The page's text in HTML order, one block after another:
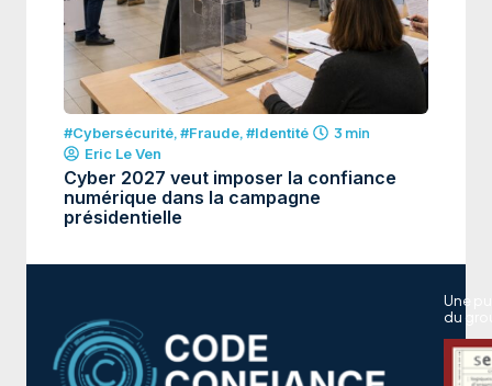
#Cybersécurité,#Fraude,#Identité
3 min
Eric Le Ven
Cyber 2027 veut imposer la confiance
numérique dans la campagne
présidentielle
Une
du